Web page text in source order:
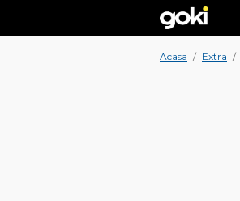
Acasa / Extra /